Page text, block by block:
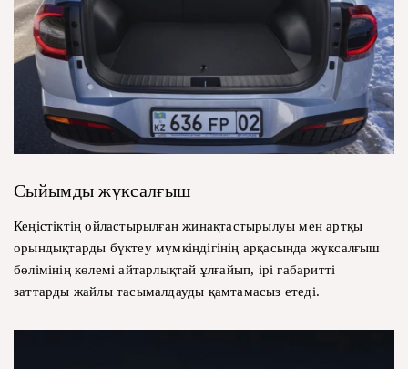
Сыйымды жүксалғыш
Кеңістіктің ойластырылған жинақтастырылуы мен артқы
орындықтарды бүктеу мүмкіндігінің арқасында жүксалғыш
бөлімінің көлемі айтарлықтай ұлғайып, ірі габаритті
заттарды жайлы тасымалдауды қамтамасыз етеді.